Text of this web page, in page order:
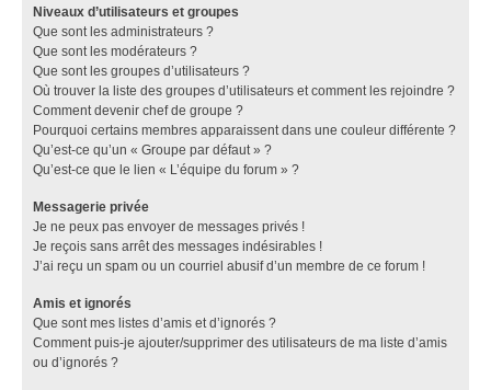
Niveaux d’utilisateurs et groupes
Que sont les administrateurs ?
Que sont les modérateurs ?
Que sont les groupes d’utilisateurs ?
Où trouver la liste des groupes d’utilisateurs et comment les rejoindre ?
Comment devenir chef de groupe ?
Pourquoi certains membres apparaissent dans une couleur différente ?
Qu’est-ce qu’un « Groupe par défaut » ?
Qu’est-ce que le lien « L’équipe du forum » ?
Messagerie privée
Je ne peux pas envoyer de messages privés !
Je reçois sans arrêt des messages indésirables !
J’ai reçu un spam ou un courriel abusif d’un membre de ce forum !
Amis et ignorés
Que sont mes listes d’amis et d’ignorés ?
Comment puis-je ajouter/supprimer des utilisateurs de ma liste d’amis
ou d’ignorés ?